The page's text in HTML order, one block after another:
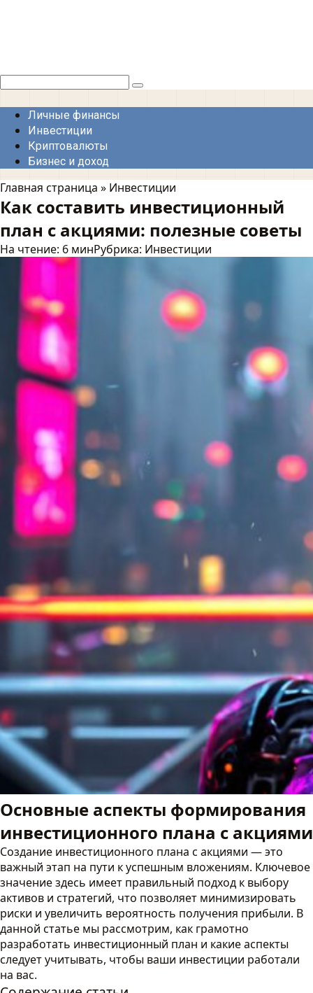
Поиск:
Личные финансы
Инвестиции
Криптовалюты
Бизнес и доход
Главная страница » Инвестиции
Как составить инвестиционный
план с акциями: полезные советы
На чтение: 6 минРубрика: Инвестиции
Основные аспекты формирования
инвестиционного плана с акциями
Создание инвестиционного плана с акциями — это
важный этап на пути к успешным вложениям. Ключевое
значение здесь имеет правильный подход к выбору
активов и стратегий, что позволяет минимизировать
риски и увеличить вероятность получения прибыли. В
данной статье мы рассмотрим, как грамотно
разработать инвестиционный план и какие аспекты
следует учитывать, чтобы ваши инвестиции работали
на вас.